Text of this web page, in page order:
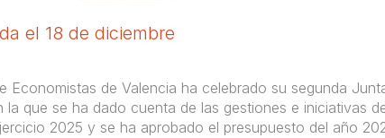
el 18 de diciembre
Economistas de Valencia ha celebrado su segunda
la que se ha dado cuenta de las gestiones e iniciativas
2025 y se ha aprobado el presupuesto del año